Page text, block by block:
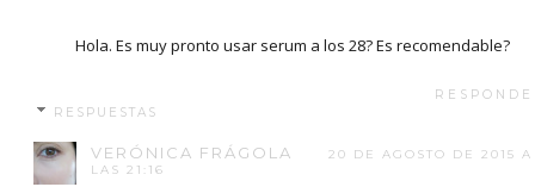
Hola. Es muy pronto usar serum a los 28? Es recomendable?
RESPUESTAS
VERÓNICA FRÁGOLA
20 DE AGOSTO DE 2015 A
LAS 21:16